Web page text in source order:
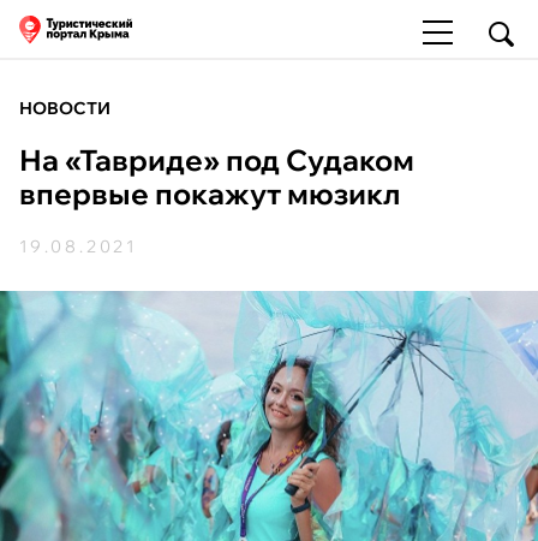
НОВОСТИ
На «Тавриде» под Судаком
впервые покажут мюзикл
19.08.2021